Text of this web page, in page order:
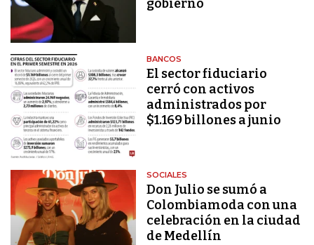
gobierno
BANCOS
El sector fiduciario
cerró con activos
administrados por
$1.169 billones a junio
SOCIALES
Don Julio se sumó a
Colombiamoda con una
celebración en la ciudad
de Medellín